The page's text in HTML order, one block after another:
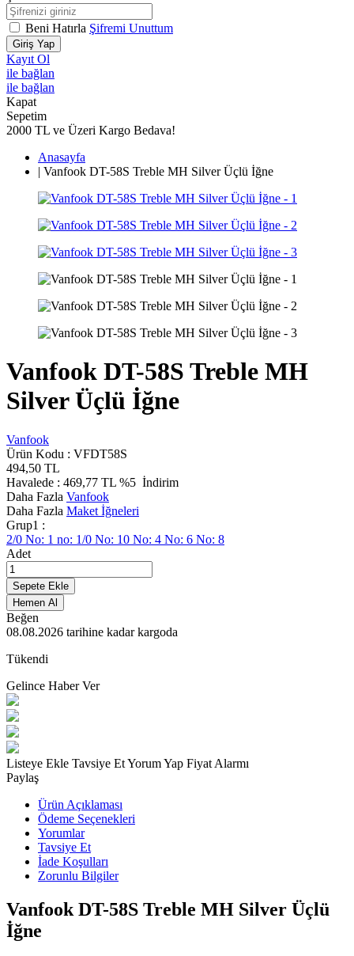
Beni Hatırla Şifremi Unuttum
Giriş Yap
Kayıt Ol
ile bağlan
ile bağlan
Kapat
Sepetim
2000 TL ve Üzeri Kargo Bedava!
Anasayfa
| Vanfook DT-58S Treble MH Silver Üçlü İğne
Vanfook DT-58S Treble MH
Silver Üçlü İğne
Vanfook
Ürün Kodu : VFDT58S
494,50 TL
Havalede : 469,77 TL %5 İndirim
Daha Fazla Vanfook
Daha Fazla Maket İğneleri
Grup1 :
2/0 No: 1 no: 1/0 No: 10 No: 4 No: 6 No: 8
Adet
Sepete Ekle
Hemen Al
Beğen
08.08.2026 tarihine kadar kargoda
Tükendi
Gelince Haber Ver
Listeye Ekle Tavsiye EtYorum Yap Fiyat Alarmı
Paylaş
Ürün Açıklaması
Ödeme Seçenekleri
Yorumlar
Tavsiye Et
İade Koşulları
Zorunlu Bilgiler
Vanfook DT-58S Treble MH Silver Üçlü
İğne